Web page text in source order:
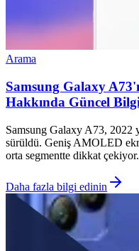
Arama
Samsung Galaxy
Hakkında Güncel
Samsung Galaxy A73, 2022
sürüldü. Geniş AMOLED
orta segmentte dikkat çekiyor.
Daha fazla bilgi edinin